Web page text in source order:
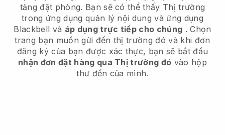
tảng đặt phòng. Bạn sẽ có thể thấy Thị trường
trong ứng dụng quản lý nội dung và ứng dụng
Blackbell và áp dụng trực tiếp cho chúng . Chọn
trang bạn muốn gửi đến thị trường đó và khi đơn
đăng ký của bạn được xác thực, bạn sẽ bắt đầu
nhận đơn đặt hàng qua Thị trường đó vào hộp
thư đến của mình.